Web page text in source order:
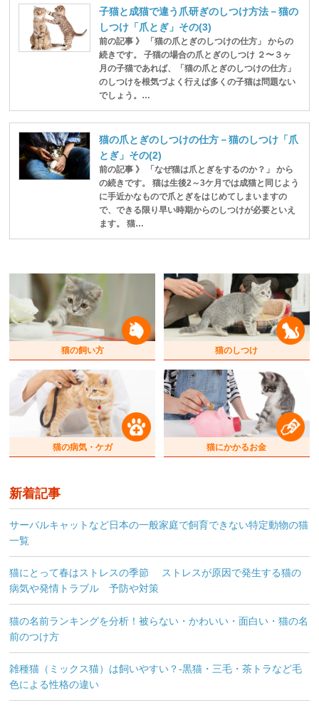
子猫と成猫で違う爪研ぎのしつけ方法－猫の
しつけ「爪とぎ」その(3)
前の記事 》 「猫の爪とぎのしつけの仕方」 からの
続きです。 子猫の場合の爪とぎのしつけ ２〜３ヶ
月の子猫であれば、「猫の爪とぎのしつけの仕方」
のしつけを根気づよく行えば多くの子猫は問題ない
でしょう。…
猫の爪とぎのしつけの仕方－猫のしつけ「爪
とぎ」その(2)
前の記事 》 「なぜ猫は爪とぎをするのか？」 から
の続きです。 猫は生後2～3ケ月では成猫と同じよう
に手近かなもので爪とぎをはじめてしまいますの
で、できる限り早い時期からのしつけが必要といえ
ます。 猫…
猫の飼い方 猫のしつけ
猫の病気・ケガ 猫にかかるお金
新着記事
サーバルキャットなど日本の一般家庭で飼育できない特定動物の猫
一覧
猫にとって春はストレスの季節 ストレスが原因で発生する猫の
病気や発情トラブル 予防や対策
猫の名前ランキングを分析！被らない・かわいい・面白い・猫の名
前のつけ方
雑種猫（ミックス猫）は飼いやすい？-黒猫・三毛・茶トラなど毛
色による性格の違い